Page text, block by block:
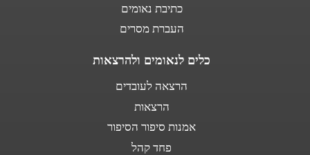
כתיבת נאומים
העברת מסרים
כלים לנאומים ולהרצאות
הרצאה לעובדים
הרצאות
אמנות סיפור הסיפור
פחד קהל